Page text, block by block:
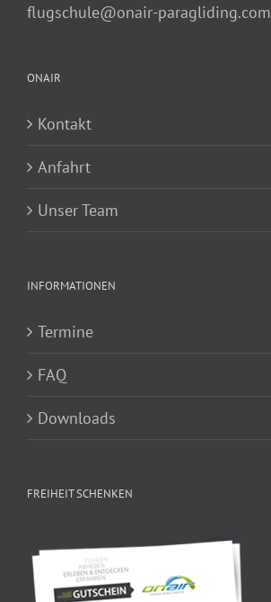
flugschule@onair-paragliding.com
ONAIR
Kontakt
Anfahrt
Unser Team
INFORMATIONEN
Termine
FAQ
Downloads
FREIHEIT SCHENKEN